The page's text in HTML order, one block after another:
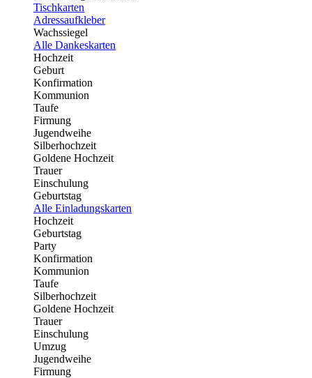
Tischkarten
Adressaufkleber
Wachssiegel
Alle Dankeskarten
Hochzeit
Geburt
Konfirmation
Kommunion
Taufe
Firmung
Jugendweihe
Silberhochzeit
Goldene Hochzeit
Trauer
Einschulung
Geburtstag
Alle Einladungskarten
Hochzeit
Geburtstag
Party
Konfirmation
Kommunion
Taufe
Silberhochzeit
Goldene Hochzeit
Trauer
Einschulung
Umzug
Jugendweihe
Firmung